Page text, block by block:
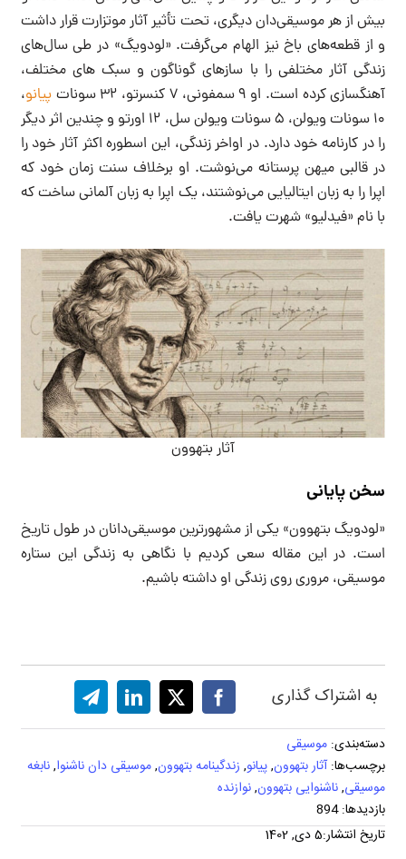
بیش از هر موسیقی‌دان دیگری، تحت تأثیر آثار موتزارت قرار داشت
و از قطعه‌های باخ نیز الهام می‌گرفت. «لودویگ» در طی سال‌های
زندگی آثار مختلفی را با سازهای گوناگون و سبک های مختلف،
آهنگسازی کرده است. او ۹ سمفونی، ۷ کنسرتو، ۳۲ سونات
پیانو،
۱۰ سونات ویولن، ۵ سونات ویولن سل، ۱۲ اورتو و چندین اثر دیگر
را در کارنامه خود دارد. در اواخر زندگی، این اسطوره اکثر آثار خود را
در قالبی میهن پرستانه می‌نوشت. او برخلاف سنت زمان خود که
اپرا را به زبان ایتالیایی می‌نوشتند، یک اپرا به زبان آلمانی ساخت که
با نام «فیدلیو» شهرت یافت.
آثار بتهوون
سخن پایانی
«لودویگ بتهوون» یکی از مشهورترین موسیقی‌دانان در طول تاریخ
است. در این مقاله سعی کردیم با نگاهی به زندگی این ستاره
موسیقی، مروری روی زندگی او داشته باشیم.
به اشتراک گذاری
دسته‌بندی: موسیقی
برچسب‌ها:آثار بتهوون,پیانو, زندگینامه بتهوون,موسیقی دان ناشنوا,نابغه
موسیقی,ناشنوایی بتهوون,نوازنده
بازدیدها: 894
تاریخ انتشار:5 دی, 1402